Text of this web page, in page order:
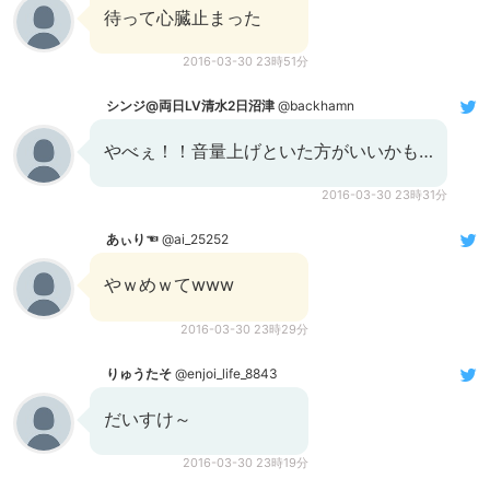
待って心臓止まった
2016-03-30 23時51分
シンジ@両日LV清水2日沼津 @backhamn
やべぇ！！音量上げといた方がいいかも…
2016-03-30 23時31分
‍あぃり☜ @ai_25252
やｗめｗてwww
2016-03-30 23時29分
りゅうたそ @enjoi_life_8843
だいすけ～
2016-03-30 23時19分